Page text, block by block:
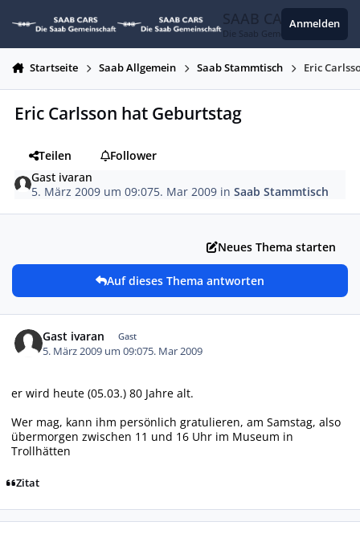
SAAB CARS
Die Saab Gemeinschaft
Anmelden
Startseite Saab Allgemein Saab Stammtisch Eric
Eric Carlsson hat Geburtstag
Teilen
Follower
Gast ivaran
5. März 2009 um 09:075. Mar 2009 inSaab Stammtisch
Neues Thema starten
Auf dieses Thema antworten
Gast ivaran Gast
5. März 2009 um 09:075. Mar 2009
er wird heute (05.03.) 80 Jahre alt.
Wer mag, kann ihm persönlich gratulieren, am Samstag, also
übermorgen zwischen 11 und 16 Uhr im Museum in
Trollhätten
Zitat